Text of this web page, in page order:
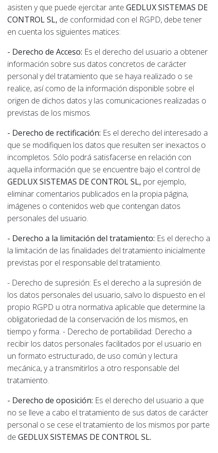
asisten y que puede ejercitar ante GEDLUX SISTEMAS DE
CONTROL SL, de conformidad con el RGPD, debe tener
en cuenta los siguientes matices:
- Derecho de Acceso: Es el derecho del usuario a obtener
información sobre sus datos concretos de carácter
personal y del tratamiento que se haya realizado o se
realice, así como de la información disponible sobre el
origen de dichos datos y las comunicaciones realizadas o
previstas de los mismos.
- Derecho de rectificación: Es el derecho del interesado a
que se modifiquen los datos que resulten ser inexactos o
incompletos. Sólo podrá satisfacerse en relación con
aquella información que se encuentre bajo el control de
GEDLUX SISTEMAS DE CONTROL SL, por ejemplo,
eliminar comentarios publicados en la propia página,
imágenes o contenidos web que contengan datos
personales del usuario.
- Derecho a la limitación del tratamiento: Es el derecho a
la limitación de las finalidades del tratamiento inicialmente
previstas por el responsable del tratamiento.
- Derecho de supresión: Es el derecho a la supresión de
los datos personales del usuario, salvo lo dispuesto en el
propio RGPD u otra normativa aplicable que determine la
obligatoriedad de la conservación de los mismos, en
tiempo y forma. - Derecho de portabilidad: Derecho a
recibir los datos personales facilitados por el usuario en
un formato estructurado, de uso común y lectura
mecánica, y a transmitirlos a otro responsable del
tratamiento.
- Derecho de oposición: Es el derecho del usuario a que
no se lleve a cabo el tratamiento de sus datos de carácter
personal o se cese el tratamiento de los mismos por parte
de GEDLUX SISTEMAS DE CONTROL SL.